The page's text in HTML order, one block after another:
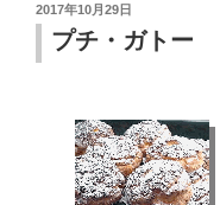
投
2017年10月29日
プチ・ガトー